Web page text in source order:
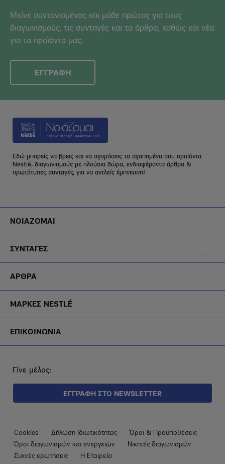
Μείνε συντονισμένος και μάθε πρώτος για τους
διαγωνισμούς, τις συνταγές και τα άρθρα, καθώς και νέα
για τα προϊόντα μας.
ΕΓΓΡΑΦΗ
Εδώ μπορείς να βρεις και να αγοράσεις τα αγαπημένα σου προϊόντα
Nestlé, διαγωνισμούς με πλούσια δώρα, ενδιαφέροντα άρθρα &
πρωτότυπες συνταγές, για να αντλείς έμπνευση!
ΝΟΙΑΖΟΜΑΙ
ΣΥΝΤΑΓΕΣ
ΑΡΘΡΑ
ΜΑΡΚΕΣ NESTLÉ
ΕΠΙΚΟΙΝΩΝΙΑ
Γίνε μέλος:
ΕΓΓΡΑΦΗ ΣΤΟ NEWSLETTER
Footer
Submenu
Cookies Δήλωση Ιδιωτικότητας
Όροι & Προϋποθέσεις
Όροι διαγωνισμών και ενεργειών
Νικητές διαγωνισμών
Συχνές ερωτήσεις
Η Εταιρεία